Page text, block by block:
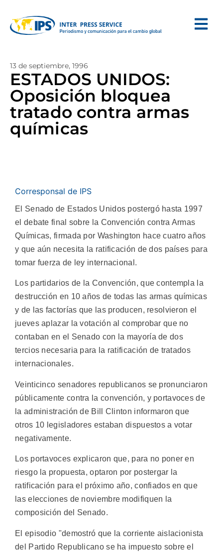
13 de septiembre, 1996
ESTADOS UNIDOS:
Oposición bloquea
tratado contra armas
químicas
Corresponsal de IPS
El Senado de Estados Unidos postergó hasta 1997
el debate final sobre la Convención contra Armas
Químicas, firmada por Washington hace cuatro años
y que aún necesita la ratificación de dos países para
tomar fuerza de ley internacional.
Los partidarios de la Convención, que contempla la
destrucción en 10 años de todas las armas químicas
y de las factorías que las producen, resolvieron el
jueves aplazar la votación al comprobar que no
contaban en el Senado con la mayoría de dos
tercios necesaria para la ratificación de tratados
internacionales.
Veinticinco senadores republicanos se pronunciaron
públicamente contra la convención, y portavoces de
la administración de Bill Clinton informaron que
otros 10 legisladores estaban dispuestos a votar
negativamente.
Los portavoces explicaron que, para no poner en
riesgo la propuesta, optaron por postergar la
ratificación para el próximo año, confiados en que
las elecciones de noviembre modifiquen la
composición del Senado.
El episodio "demostró que la corriente aislacionista
del Partido Republicano se ha impuesto sobre el